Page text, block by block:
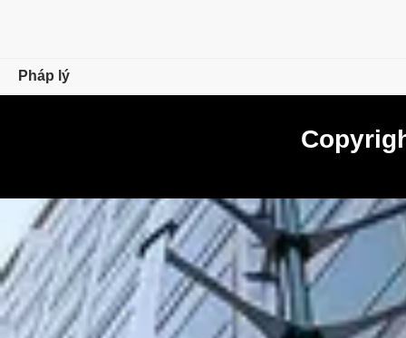
Pháp lý
Bản quyền, Nhãn hiệu thương mại và DMCA
Yêu cầu thực thi pháp luật
Giấy phép và Điều khoản sử dụng
Quyền riêng tư